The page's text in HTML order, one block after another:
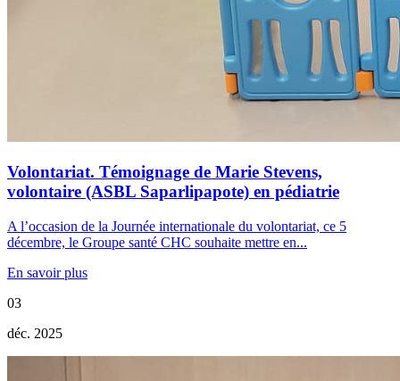
Volontariat. Témoignage de Marie Stevens,
volontaire (ASBL Saparlipapote) en pédiatrie
A l’occasion de la Journée internationale du volontariat, ce 5
décembre, le Groupe santé CHC souhaite mettre en...
En savoir plus
03
déc. 2025